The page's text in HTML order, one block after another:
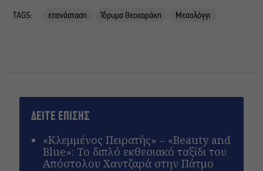
TAGS: επανάσταση Ίδρυμα Θεοχαράκη Μεσολόγγι
ΔΕΙΤΕ ΕΠΙΣΗΣ
«Κλεμμένος Πειρατής» – «Beauty and
Blue»: Το διπλό εκθεσιακό ταξίδι του
Απόστολου Χαντζαρά στην Πάτμο